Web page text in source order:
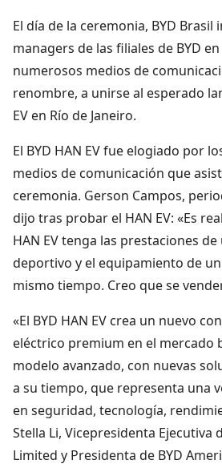
El día de la ceremonia, BYD
managers de las filiales de BYD
numerosos medios de
renombre, a unirse al esperado
EV en Río de Janeiro.
El BYD HAN EV fue elogiado por
medios de comunicación que
ceremonia. Gerson Campos,
dijo tras probar el HAN EV: «Es
HAN EV tenga las prestaciones
deportivo y el equipamiento de
mismo tiempo. Creo que se
«El BYD HAN EV crea un nuevo
eléctrico premium en el mercado
modelo avanzado, con nuevas
a su tiempo, que representa una
en seguridad, tecnología,
Stella Li, Vicepresidenta Ejecutiva
Limited y Presidenta de BYD